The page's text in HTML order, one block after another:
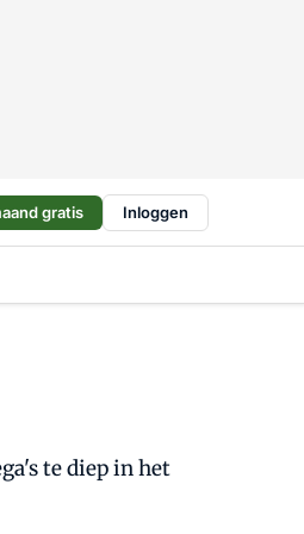
gratis Inloggen
te diep in het